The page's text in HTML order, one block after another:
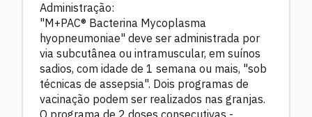
Administração:
"M+PAC® Bacterina Mycoplasma
hyopneumoniae" deve ser administrada por
via subcutânea ou intramuscular, em suínos
sadios, com idade de 1 semana ou mais, "sob
técnicas de assepsia". Dois programas de
vacinação podem ser realizados nas granjas.